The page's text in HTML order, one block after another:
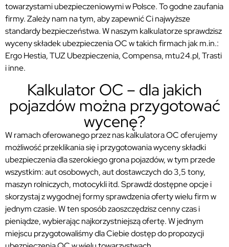
towarzystami ubezpieczeniowymi w Polsce. To godne zaufania
firmy. Zależy nam na tym, aby zapewnić Ci najwyższe
standardy bezpieczeństwa. W naszym kalkulatorze sprawdzisz
wyceny składek ubezpieczenia OC w takich firmach jak m.in.:
Ergo Hestia, TUZ Ubezpieczenia, Compensa, mtu24.pl, Trasti
i inne.
Kalkulator OC – dla jakich
pojazdów można przygotować
wycenę?
W ramach oferowanego przez nas kalkulatora OC oferujemy
możliwość przeklikania się i przygotowania wyceny składki
ubezpieczenia dla szerokiego grona pojazdów, w tym przede
wszystkim: aut osobowych, aut dostawczych do 3,5 tony,
maszyn rolniczych, motocykli itd. Sprawdź dostępne opcje i
skorzystaj z wygodnej formy sprawdzenia oferty wielu firm w
jednym czasie. W ten sposób zaoszczędzisz cenny czas i
pieniądze, wybierając najkorzystniejszą ofertę. W jednym
miejscu przygotowaliśmy dla Ciebie dostęp do propozycji